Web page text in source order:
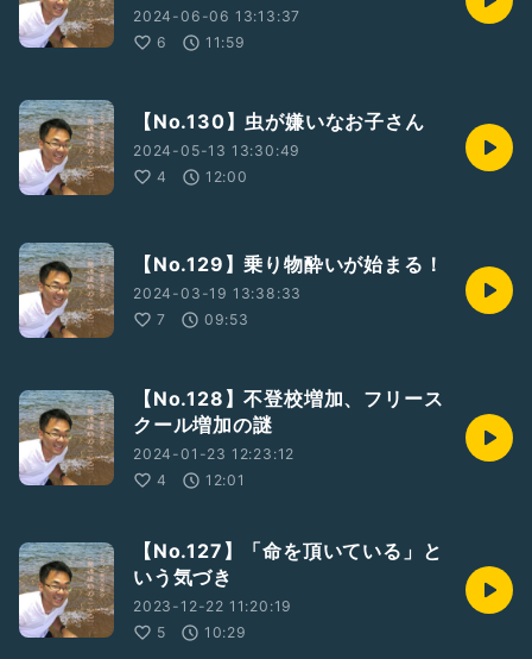
2024-06-06 13:13:37
6
11:59
【No.130】虫が嫌いなお子さん
2024-05-13 13:30:49
4
12:00
【No.129】乗り物酔いが始まる！
2024-03-19 13:38:33
7
09:53
【No.128】不登校増加、フリース
クール増加の謎
2024-01-23 12:23:12
4
12:01
【No.127】「命を頂いている」と
いう気づき
2023-12-22 11:20:19
5
10:29